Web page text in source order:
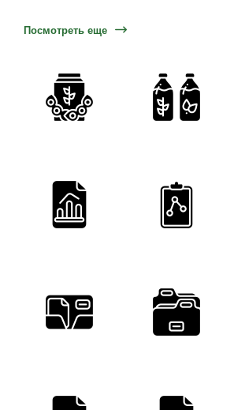
Посмотреть еще